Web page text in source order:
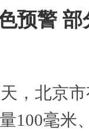
预警
，北京
100毫米